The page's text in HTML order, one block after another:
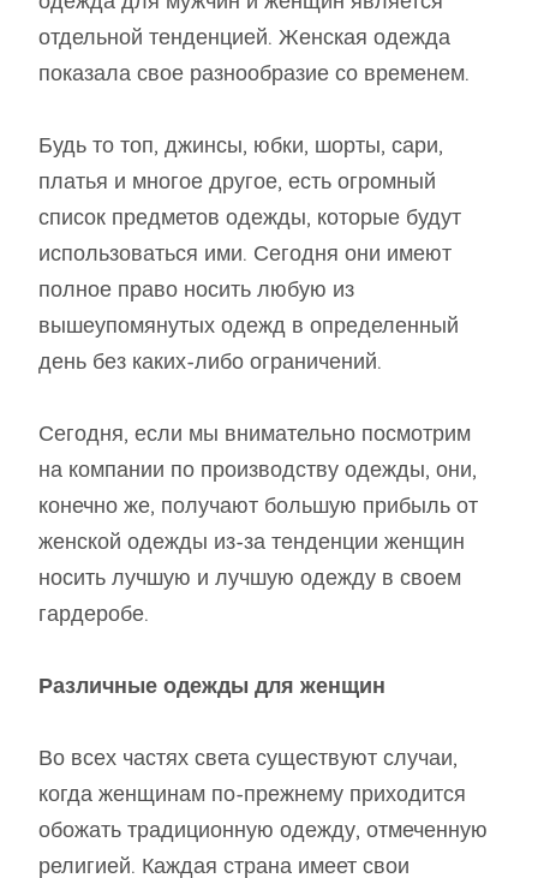
отдельной тенденцией. Женская одежда
показала свое разнообразие со временем.
Будь то топ, джинсы, юбки, шорты, сари,
платья и многое другое, есть огромный
список предметов одежды, которые будут
использоваться ими. Сегодня они имеют
полное право носить любую из
вышеупомянутых одежд в определенный
день без каких-либо ограничений.
Сегодня, если мы внимательно посмотрим
на компании по производству одежды, они,
конечно же, получают большую прибыль от
женской одежды из-за тенденции женщин
носить лучшую и лучшую одежду в своем
гардеробе.
Различные одежды для женщин
Во всех частях света существуют случаи,
когда женщинам по-прежнему приходится
обожать традиционную одежду, отмеченную
религией. Каждая страна имеет свои